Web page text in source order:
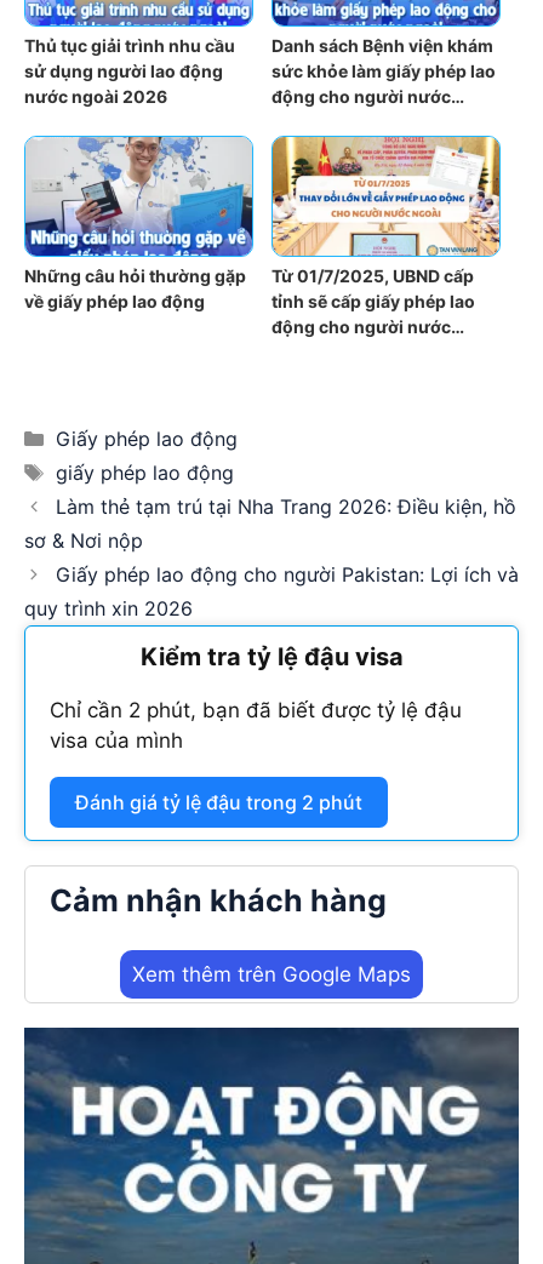
Thủ tục giải trình nhu cầu
sử dụng người lao động
nước ngoài 2026
Danh sách Bệnh viện khám
sức khỏe làm giấy phép lao
động cho người nước
Những câu hỏi thường gặp
về giấy phép lao động
Từ 01/7/2025, UBND cấp
tỉnh sẽ cấp giấy phép lao
động cho người nước
Categories
Giấy phép lao động
Tags
giấy phép lao động
Làm thẻ tạm trú tại Nha Trang 2026: Điều kiện, hồ
sơ & Nơi nộp
Giấy phép lao động cho người Pakistan: Lợi ích và
quy trình xin 2026
Kiểm tra tỷ lệ đậu visa
Chỉ cần 2 phút, bạn đã biết được tỷ lệ đậu
visa của mình
Đánh giá tỷ lệ đậu trong 2 phút
Cảm nhận khách hàng
Xem thêm trên Google Maps